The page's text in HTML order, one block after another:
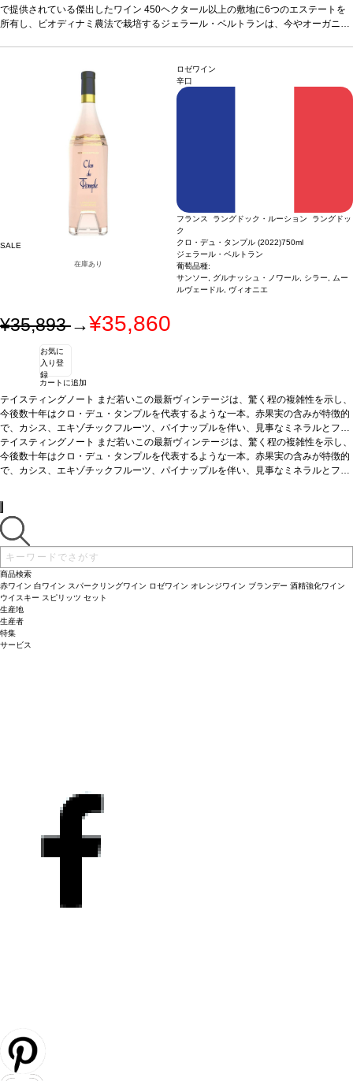
保護を会社理念に据えている。今では、シガリュスはその土地のビオディナミ農法
ワインの基準となっている。その地方の地中海の影響がエステートの名に反映され
いブーケを示す。口に含むとジューシーで豊潤、ビロードのように滑らかなタンニ
ンを伴う。ブラックベリー、ブラックチェリー、プラムのアロマが再び表れ、複雑
な焦臭を含み、ミントのニュアンスへと導かれる。フィニッシュの余韻は長く、バ
合う料理
葡萄品種メルロー、シラー、グルナッシュ・ノワール、カベルネ・
ソーヴィニヨン、カベルネ・フラン、カリニャン、カラドック、ムールヴェードル
デメテール、EUリーフ認証
格が同様の場合は自動的に次のヴィンテージに変更されます、ご了承ください。
で提供されている傑出したワイン 450ヘクタール以上の敷地に6つのエステートを
所有し、ビオディナミ農法で栽培するジェラール・ベルトランは、今やオーガニッ
ワインの基準となっている。その地方の地中海の影響がエステートの名に反映され
テイスティングノート
マホガニーの色合いを帯びた濃いルビー色。素晴
らしく熟した黒果実、グリルしたスパイス、トーストしたオーク香の凝縮した力強
いブーケを示す。口に含むとジューシーで豊潤、ビロードのように滑らかなタンニ
ンを伴う。ブラックベリー、ブラックチェリー、プラムのアロマが再び表れ、複雑
な焦臭を含み、ミントのニュアンスへと導かれる。フィニッシュの余韻は長く、バ
合う料理
葡萄品種
ソーヴィニヨン、カベルネ・フラン、カリニャン、カラドック、ムールヴェードル
デメテール、EUリーフ認証
格が同様の場合は自動的に次のヴィンテージに変更されます、ご了承ください。
SALE
在庫あり
ロゼワイン
辛口
フランス ラングドック・ルーション ラングドッ
ク
クロ・デュ・タンプル (2022)750ml
ジェラール・ベルトラン
葡萄品種:
サンソー, グルナッシュ・ノワール, シラー, ムー
ルヴェードル, ヴィオニエ
¥35,893→¥35,860
お気に
入り登
録
カートに追加
テイスティングノート まだ若いこの最新ヴィンテージは、驚く程の複雑性を示し、
今後数十年はクロ・デュ・タンプルを代表するような一本。赤果実の含みが特徴的
で、カシス、エキゾチックフルーツ、パイナップルを伴い、見事なミネラルとフレ
ッシュさを併せ持つ。アロマの余韻が口の中でも続き、滑らかでフルボディのワイ
ンが弾ける。合う料理ロブスターやホタテなどと好相性葡萄品種41% サンソー、
38% グルナッシュ・ノワール、11% シラー、7% ムールヴェードル、3% ヴィオニ
切れの場合、在庫があり価格が同様の場合は自動的に次のヴィンテージに変更され
ます、ご了承ください。
テイスティングノート まだ若いこの最新ヴィンテージは、驚く程の複雑性を示し、
今後数十年はクロ・デュ・タンプルを代表するような一本。赤果実の含みが特徴的
で、カシス、エキゾチックフルーツ、パイナップルを伴い、見事なミネラルとフレ
ンが弾ける。
38% グルナッシュ・ノワール、11% シラー、7% ムールヴェードル、3% ヴィオニ
エ
認証
切れの場合、在庫があり価格が同様の場合は自動的に次のヴィンテージに変更され
ます、ご了承ください。
商品検索
赤ワイン 白ワイン スパークリングワイン ロゼワイン オレンジワイン ブランデー 酒精強化ワイン
ウイスキー スピリッツ セット
生産地
生産者
特集
サービス